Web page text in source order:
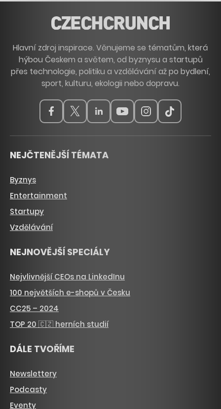
Hlavní zdroj inspirace. Věnujeme se tématům, která
hýbou Českem a světem, od byznysu a startupů
přes technologie, politiku a vzdělávání až po bydlení,
sport, kulturu, ekologii nebo dopravu.
NEJČTENĚJŠÍ TÉMATA
Byznys
Entertainment
Startupy
Vzdělávání
NEJNOVĚJŠÍ SPECIÁLY
Nejvlivnější CEOs na LinkedInu
100 největších e-shopů v Česku
CC25 – 2024
TOP 20 🇨🇿 herních studií
DÁLE TVOŘÍME
Newslettery
Podcasty
Eventy